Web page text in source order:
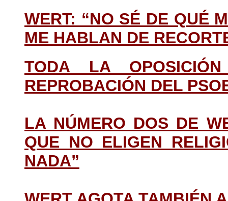
WERT: “NO SÉ DE QUÉ
ME HABLAN DE
TODA LA
REPROBACIÓN DEL
LA NÚMERO DOS DE
QUE NO ELIGEN
NADA”